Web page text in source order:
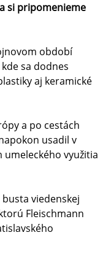
si pripomenieme
období
sa dodnes
aj keramické
a po cestách
usadil v
umeleckého využitia
viedenskej
Fleischmann